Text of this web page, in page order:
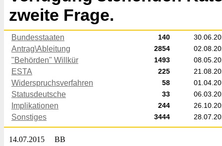
zweite Frage.
Bundesstaaten 140
Antrag\Ableitung 2854
"Behörden" Willkür 1493
ESTA 225
Widerspruchsverfahren 58
Statusdeutsche 33
Implikationen 244
Sonstiges 3444
14.07.2015 BB